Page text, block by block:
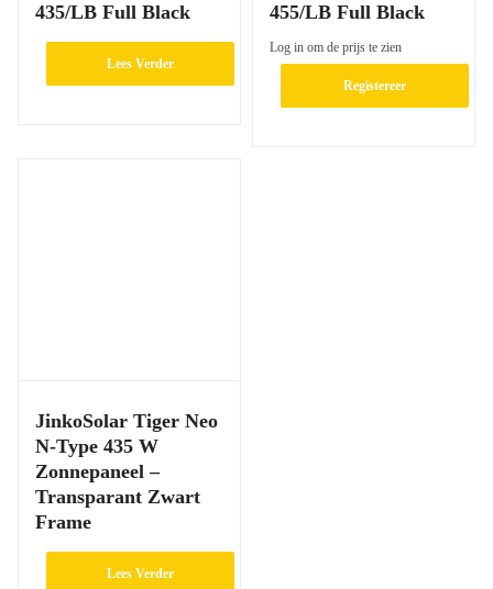
435/LB Full Black
Lees Verder
455/LB Full Black
Log in om de prijs te zien
Registereer
JinkoSolar Tiger Neo
N-Type 435 W
Zonnepaneel –
Transparant Zwart
Frame
Lees Verder